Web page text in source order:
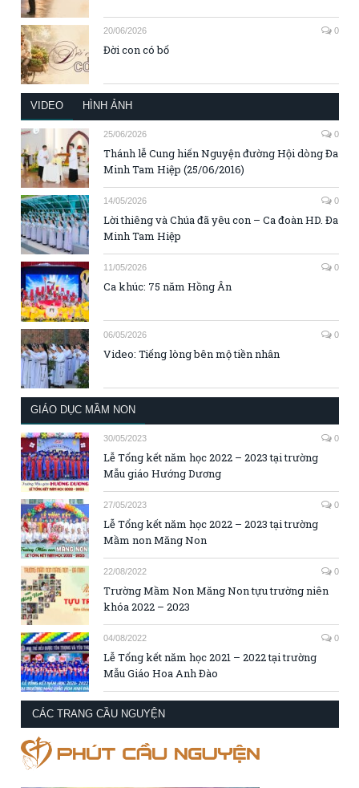
20/06/2026 0
Đời con có bố
VIDEO HÌNH ẢNH
25/06/2026 0
Thánh lễ Cung hiến Nguyện đường Hội dòng Đa
Minh Tam Hiệp (25/06/2016)
14/05/2026 0
Lời thiêng và Chúa đã yêu con – Ca đoàn HD. Đa
Minh Tam Hiệp
11/05/2026 0
Ca khúc: 75 năm Hồng Ân
06/05/2026 0
Video: Tiếng lòng bên mộ tiền nhân
GIÁO DỤC MẦM NON
30/05/2023 0
Lễ Tổng kết năm học 2022 – 2023 tại trường
Mẫu giáo Hướng Dương
27/05/2023 0
Lễ Tổng kết năm học 2022 – 2023 tại trường
Mầm non Măng Non
22/08/2022 0
Trường Mầm Non Măng Non tựu trường niên
khóa 2022 – 2023
04/08/2022 0
Lễ Tổng kết năm học 2021 – 2022 tại trường
Mẫu Giáo Hoa Anh Đào
CÁC TRANG CẦU NGUYỆN